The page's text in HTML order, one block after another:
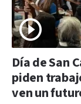
Día de San
piden
ven un